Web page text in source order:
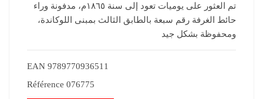
تم العثور على يوميات تعود إلى سنة ١٨٦٥م، مدفونة وراء
حائط الغرفة رقم سبعة بالطابق الثالث بمبنى اللوكاندة،
ومحفوظة بشكل جيد
EAN 9789770936511
Référence 076775